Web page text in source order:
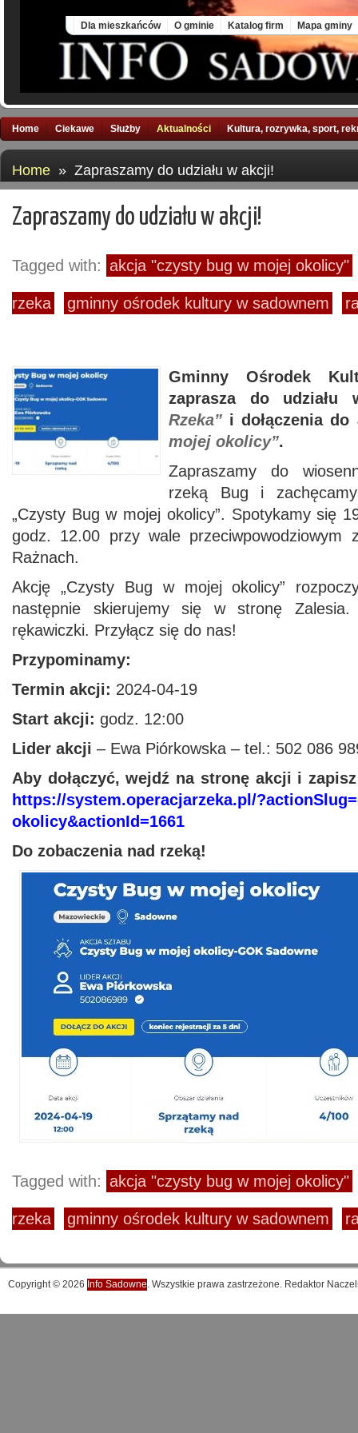
Dla mieszkańców O gminie Katalog firm Mapa gminy
Home Ciekawe Służby Aktualności Kultura, rozrywka, sport,
Home » Zapraszamy do udziału w akcji!
Zapraszamy do udziału w akcji!
Tagged with: akcja "czysty bug w mojej okolicy"
rzeka gminny ośrodek kultury w sadownem
Gminny Ośrodek
zaprasza do udziału
Rzeka” i dołączenia do
mojej okolicy”.
Zapraszamy do
rzeką Bug i
„Czysty Bug w mojej okolicy”. Spotykamy się
godz. 12.00 przy wale przeciwpowodziowym
Rażnach.
Akcję „Czysty Bug w mojej okolicy”
następnie skierujemy się w stronę
rękawiczki. Przyłącz się do nas!
Przypominamy:
Termin akcji: 2024-04-19
Start akcji: godz. 12:00
Lider akcji – Ewa Piórkowska – tel.: 502 086
Aby dołączyć, wejdź na stronę akcji i
https://system.operacjarzeka.pl/
okolicy&actionId=1661
Do zobaczenia nad rzeką!
Tagged with: akcja "czysty bug w mojej okolicy"
rzeka gminny ośrodek kultury w sadownem
Copyright © 2026 Info Sadowne. Wszystkie prawa zastrzeżone. Redaktor